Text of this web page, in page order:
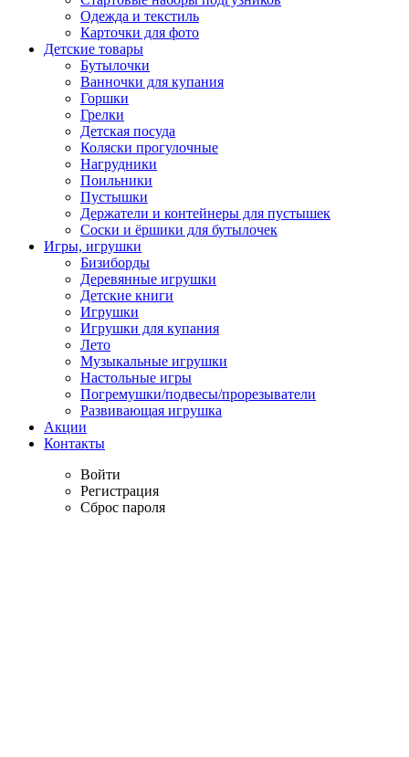
Одежда и текстиль
Карточки для фото
Детские товары
Бутылочки
Ванночки для купания
Горшки
Грелки
Детская посуда
Коляски прогулочные
Нагрудники
Поильники
Пустышки
Держатели и контейнеры для пустышек
Соски и ёршики для бутылочек
Игры, игрушки
Бизиборды
Деревянные игрушки
Детские книги
Игрушки
Игрушки для купания
Лето
Музыкальные игрушки
Настольные игры
Погремушки/подвесы/прорезыватели
Развивающая игрушка
Акции
Контакты
Войти
Регистрация
Сброс пароля